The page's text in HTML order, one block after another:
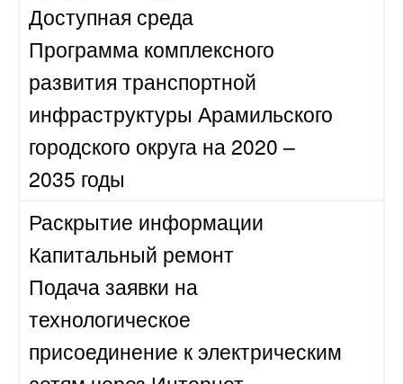
Доступная среда
Программа комплексного
развития транспортной
инфраструктуры Арамильского
городского округа на 2020 –
2035 годы
Раскрытие информации
Капитальный ремонт
Подача заявки на
технологическое
присоединение к электрическим